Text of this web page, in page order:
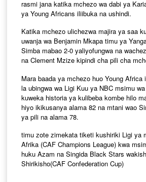
rasmi jana katika mchezo wa dabi ya
ya Young Africans iliibuka na ushindi.
Katika mchezo ulichezwa majira ya saa
uwanja wa Benjamin Mkapa timu ya
Simba mabao 2-0 yaliyofungwa na
na Clement Mzize kipindi cha pili cha
Mara baada ya mchezo huo Young Africa
la ubingwa wa Ligi Kuu ya NBC msimu
kuweka historia ya kulibeba kombe hilo
hiyo ikikusanya alama 82 na mtani wao
ya pili na alama 78.
timu zote zimekata tiketi kushiriki Ligi ya
Afrika (CAF Champions League) kwa
huku Azam na Singida Black Stars
Shirikisho(CAF Confederation Cup)